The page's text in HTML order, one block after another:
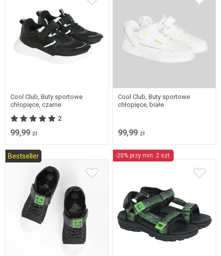
Cool Club, Buty sportowe
chłopięce, czarne
2
99,99 zł
Cool Club, Buty sportowe
chłopięce, białe
99,99 zł
Bestseller
33
-20% przy min. 2 szt.